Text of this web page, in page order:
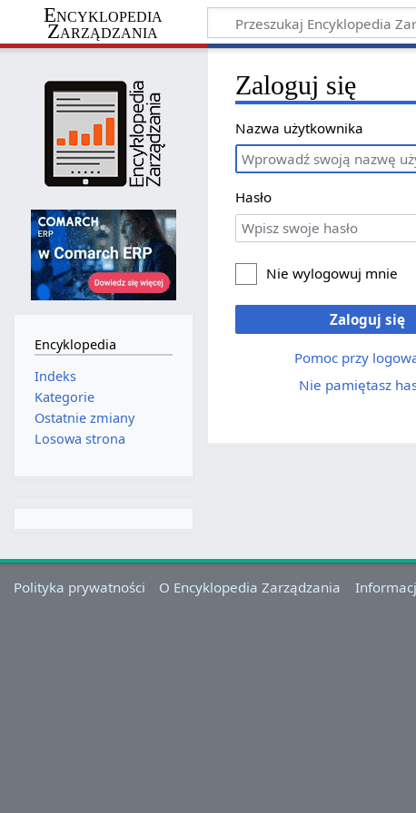
Encyklopedia
Zarządzania
Zaloguj się
Nazwa użytkownika
Hasło
Nie wylogowuj mnie
Zaloguj się
Pomoc przy
Nie pamiętasz
Encyklopedia
Indeks
Kategorie
Ostatnie zmiany
Losowa strona
Polityka prywatności O Encyklopedia Zarządzania